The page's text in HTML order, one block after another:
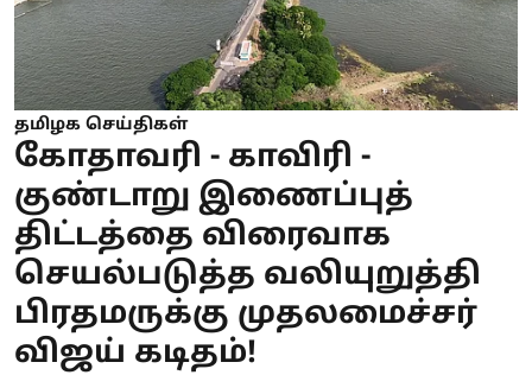
தமிழக செய்திகள்
கோதாவரி - காவிரி -
குண்டாறு இணைப்புத்
திட்டத்தை விரைவாக
செயல்படுத்த வலியுறுத்தி
பிரதமருக்கு முதலமைச்சர்
விஜய் கடிதம்!